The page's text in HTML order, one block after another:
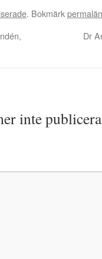
. Bokmärk
Dr
inte